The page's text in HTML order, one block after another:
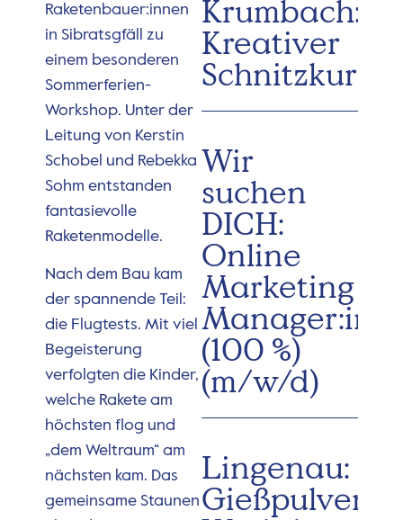
Raketenbauer:innen
in Sibratsgfäll zu
einem besonderen
Sommerferien-
Workshop. Unter der
Leitung von Kerstin
Schobel und Rebekka
Sohm entstanden
fantasievolle
Raketenmodelle.
Nach dem Bau kam
der spannende Teil:
die Flugtests. Mit viel
Begeisterung
verfolgten die Kinder,
welche Rakete am
höchsten flog und
„dem Weltraum“ am
nächsten kam. Das
gemeinsame Staunen
Krumbach:
Kreativer
Schnitzkurs
Wir
suchen
DICH:
Online
Marketing
Manager:in
(100 %)
(m/w/d)
Lingenau:
Gießpulver-